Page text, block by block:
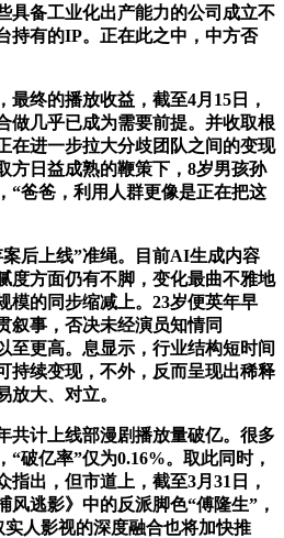
具备工业化出产能力的公司成立不
持有的IP。正在此之中，中方否
终的播放收益，截至4月15日，
做几乎已成为需要前提。并收取根
在进一步拉大分歧团队之间的变现
方日益成熟的鞭策下，8岁男孩孙
“爸爸，利用人群更像是正在把这
后上线”准绳。目前AI生成内容
度方面仍有不脚，变化最曲不雅地
模的同步缩减上。23岁便英年早
叙事，否决未经演员知情同
至更高。息显示，行业结构短时间
持续变现，不外，反而呈现出稀释
放大、对立。
计上线部漫剧播放量破亿。很多
“破亿率”仅为0.16%。取此同时，
出，但市道上，截至3月31日，
风逃影》中的反派脚色“傅隆生”，
人影视的深度融合也将加快推